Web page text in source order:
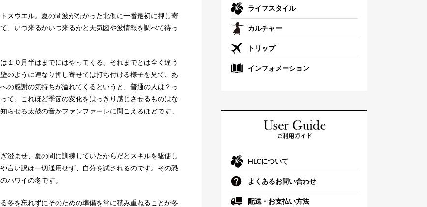
スウエル。夏の間波がなかった北側に一番最初に押し寄
、いつ来るかいつ来るかと天気図や波情報を調べて待っ
１０月半ばまでにはやってくる、それまでとは全く違う
のように連なり押し寄せては打ち付ける様子を見て、あ
の感謝の気持ちが溢れてくるというと、普通の人は？っ
て、これほど季節の変化をはっきり感じさせるものはな
らせる太鼓の音かファンファーレに聞こえるほどです。
澄ませ、夏の間に訓練していたからだとスキルを駆使し
言い訳は一切通用せず、自分を試されるのです。その恐
ハワイの冬です。
冬を忘れずにそのための準備を常に積み重ねることが冬
ライフスタイル
カルチャー
トリップ
インフォメーション
HLCについて
よくあるお問い合わせ
配送・お支払い方法